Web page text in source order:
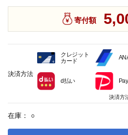
寄付額
在庫： ○
決済方法
クレジット
カード
d払い
決済方